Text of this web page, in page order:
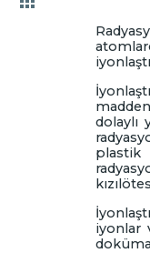
Bilgi
dolaylı
plastik
iyonlar